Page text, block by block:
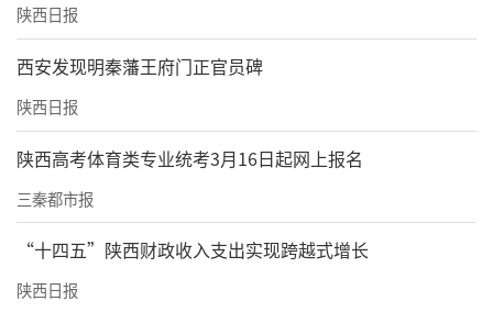
陕西日报
西安发现明秦藩王府门正官员碑
陕西日报
陕西高考体育类专业统考3月16日起网上报名
三秦都市报
“十四五”陕西财政收入支出实现跨越式增长
陕西日报